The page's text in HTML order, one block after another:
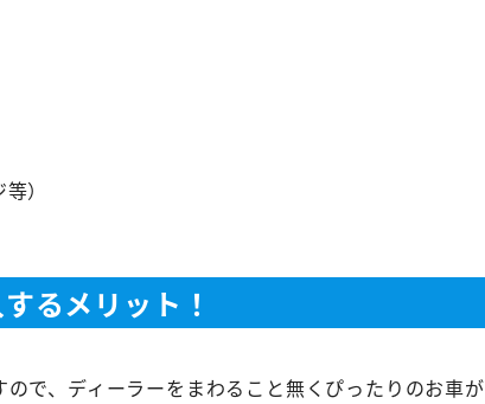
）
るメリット！
で、ディーラーをまわること無くぴったりのお車が